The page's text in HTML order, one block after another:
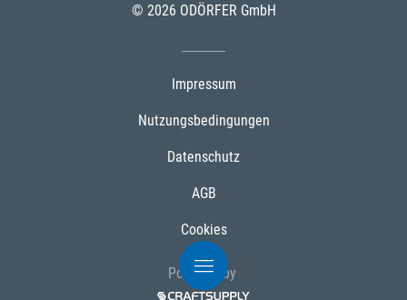
© 2026 ODÖRFER GmbH
Impressum
Nutzungsbedingungen
Datenschutz
AGB
Cookies
Powered by